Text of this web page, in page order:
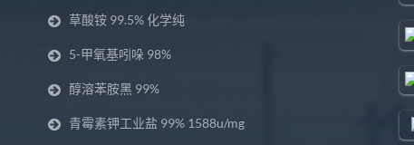
草酸铵 99.5% 化学纯
5-甲氧基吲哚 98%
醇溶苯胺黑 99%
青霉素钾工业盐 99% 1588u/mg